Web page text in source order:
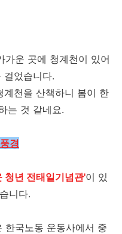
가운 곳에 청계천이 있어
걸었습니다.
천을 산책하니 봄이 한
는 것 같네요.
경
청년 전태일기념관'이 있
니다.
한국노동 운동사에서 중